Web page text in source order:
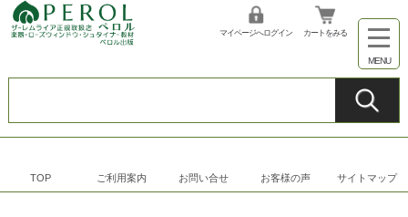
マイページへログイン カートをみる
TOP ご利用案内 お問い合せ お客様の声 サイトマップ